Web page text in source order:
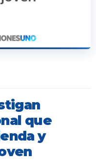
que
y